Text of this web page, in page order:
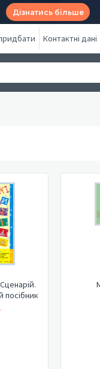
Дізнатись більше
Контактні дані
посібник